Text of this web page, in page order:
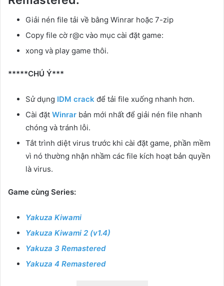
Giải nén file tải về bằng Winrar hoặc 7-zip
Copy file cờ r@c vào mục cài đặt game:
xong và play game thôi.
*****CHÚ Ý***
Sử dụng IDM crack để tải file xuống nhanh hơn.
Cài đặt Winrar bản mới nhất để giải nén file nhanh
chóng và tránh lỗi.
Tắt trình diệt virus trước khi cài đặt game, phần mềm
vì nó thường nhận nhầm các file kích hoạt bản quyền
là virus.
Game cùng Series:
Yakuza Kiwami
Yakuza Kiwami 2 (v1.4)
Yakuza 3 Remastered
Yakuza 4 Remastered